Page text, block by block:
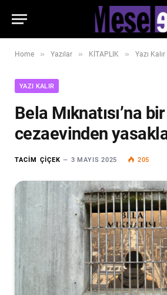
Home » Yazılar » KİTAPLIK » Yazı Kalır
YAZI KALIR
Bela Mıknatısı’na bir
cezaevinden
TACIM ÇIÇEK 3 MAYIS 2025 205